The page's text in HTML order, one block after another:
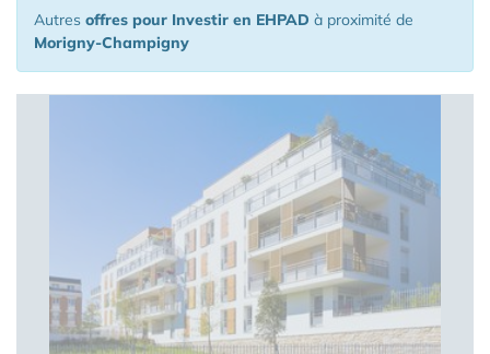
Autres offres pour Investir en EHPAD à proximité de
Morigny-Champigny